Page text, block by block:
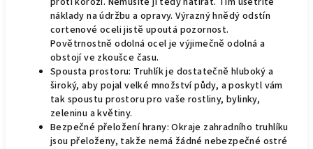
náklady na údržbu a opravy. Výrazný hnědý odstín
cortenové oceli jistě upoutá pozornost.
Povětrnostně odolná ocel je výjimečně odolná a
obstojí ve zkoušce času.
Spousta prostoru: Truhlík je dostatečně hluboký a
široký, aby pojal velké množství půdy, a poskytl vám
tak spoustu prostoru pro vaše rostliny, bylinky,
zeleninu a květiny.
Bezpečné přeložení hrany: Okraje zahradního truhlíku
jsou přeloženy, takže nemá žádné nebezpečné ostré